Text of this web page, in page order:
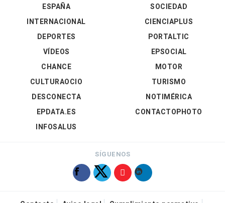
ESPAÑA
INTERNACIONAL
DEPORTES
VÍDEOS
SOCIEDAD
CIENCIAPLUS
PORTALTIC
EPSOCIAL
CHANCE
CULTURAOCIO
DESCONECTA
EPDATA.ES
INFOSALUS
MOTOR
TURISMO
NOTIMÉRICA
CONTACTOPHOTO
SÍGUENOS